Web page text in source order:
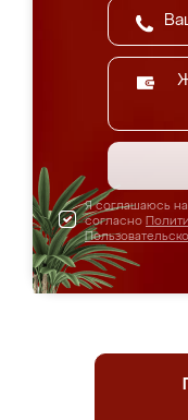
Я соглашаюсь
согласно